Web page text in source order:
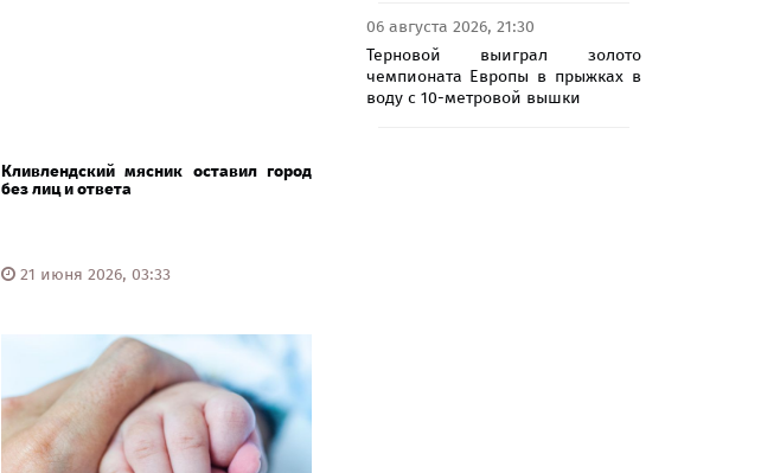
Кливлендский мясник оставил город
без лиц и ответа
21 июня 2026, 03:33
06 августа 2026, 21:30
Терновой выиграл золото
чемпионата Европы в прыжках в
воду с 10-метровой вышки